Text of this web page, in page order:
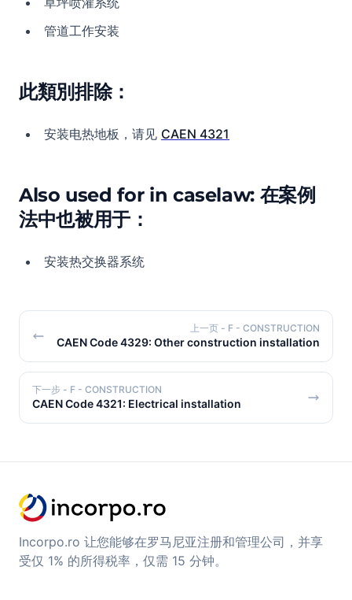
管道工作安装
此類別排除：
安装电热地板，请见 CAEN 4321
Also used for in caselaw: 在案例
法中也被用于：
安装热交换器系统
上一页 - F - CONSTRUCTION
CAEN Code 4329: Other construction installation
下一步 - F - CONSTRUCTION
CAEN Code 4321: Electrical installation
Incorpo.ro 让您能够在罗马尼亚注册和管理公司，并享
受仅 1% 的所得税率，仅需 15 分钟。